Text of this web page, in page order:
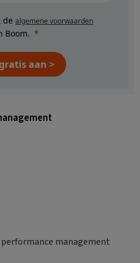
de algemene voorwaarden
Boom.
aan >
management